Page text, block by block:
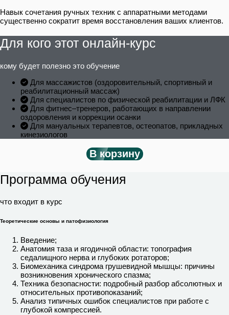
Навык сочетания ручных техник с аппаратными методами
существенно сократит время восстановления ваших клиентов.
Для кого этот онлайн-курс
кому будет полезно это обучение
Для массажистов (оздоровительный, спортивный и
реабилитационный массаж)
Для специалистов по физической реабилитации и ЛФК
Для фитнес–тренеров, работающих в направлении
оздоровления и коррекции осанки
Для мануальных терапевтов, остеопатов, прикладных
кинезиологов
В корзину
Программа обучения
что входит в курс
Теоретические основы и патофизиология
Введение;
Анатомия таза и ягодичной области: топография
седалищного нерва и глубоких ротаторов;
Биомеханика синдрома грушевидной мышцы: причины
возникновения хронического спазма;
Техника безопасности: подробный разбор абсолютных и
относительных противопоказаний;
Анализ типичных ошибок специалистов при работе с
глубокой компрессией.